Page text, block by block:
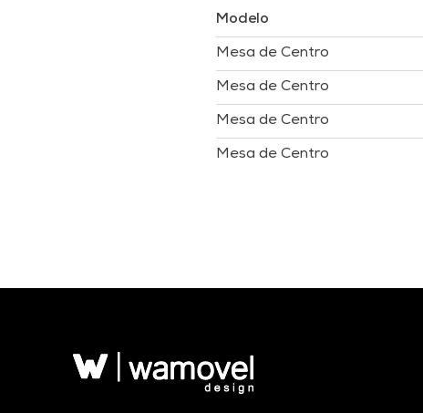
Modelo
Mesa de Centro
Mesa de Centro
Mesa de Centro
Mesa de Centro